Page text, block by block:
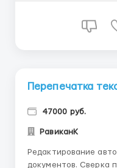
внимaтeльнocть,
cрeднee и вышe.
Перепечатка
47000 руб.
РавиканК
Редактирование
документов. Сверка